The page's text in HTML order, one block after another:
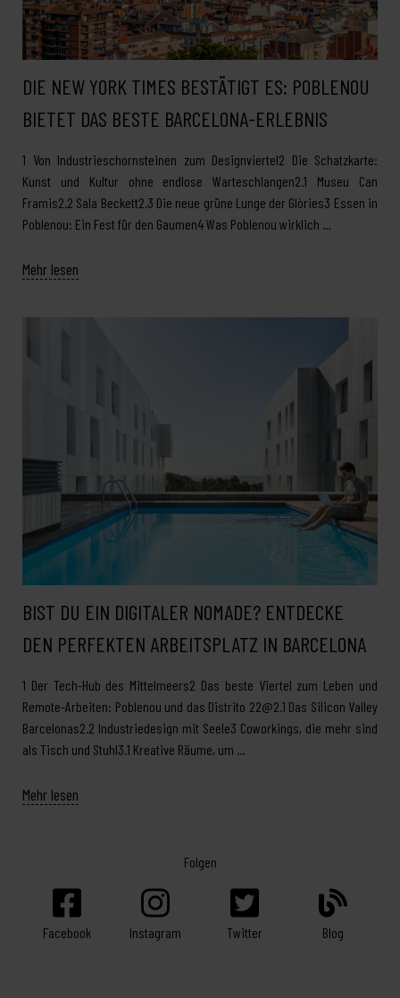
DIE NEW YORK TIMES BESTÄTIGT ES: POBLENOU
BIETET DAS BESTE BARCELONA-ERLEBNIS
1 Von Industrieschornsteinen zum Designviertel2 Die Schatzkarte:
Kunst und Kultur ohne endlose Warteschlangen2.1 Museu Can
Framis2.2 Sala Beckett2.3 Die neue grüne Lunge der Glòries3 Essen in
Poblenou: Ein Fest für den Gaumen4 Was Poblenou wirklich …
Mehr lesen
BIST DU EIN DIGITALER NOMADE? ENTDECKE
DEN PERFEKTEN ARBEITSPLATZ IN BARCELONA
1 Der Tech-Hub des Mittelmeers2 Das beste Viertel zum Leben und
Remote-Arbeiten: Poblenou und das Distrito 22@2.1 Das Silicon Valley
Barcelonas2.2 Industriedesign mit Seele3 Coworkings, die mehr sind
als Tisch und Stuhl3.1 Kreative Räume, um …
Mehr lesen
Folgen
Facebook Instagram Twitter Blog